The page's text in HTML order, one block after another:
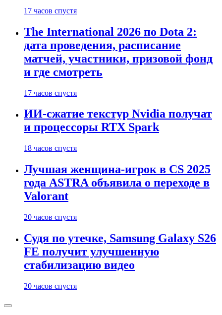
17 часов спустя
The International 2026 по Dota 2:
дата проведения, расписание
матчей, участники, призовой фонд
и где смотреть
17 часов спустя
ИИ-сжатие текстур Nvidia получат
и процессоры RTX Spark
18 часов спустя
Лучшая женщина-игрок в CS 2025
года ASTRA объявила о переходе в
Valorant
20 часов спустя
Судя по утечке, Samsung Galaxy S26
FE получит улучшенную
стабилизацию видео
20 часов спустя